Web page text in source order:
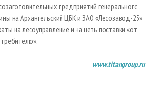
предприятий генерального
на Архангельский ЦБК и ЗАО «Лесозавод-25»
на лесоуправление и на цепь поставки «от
www.titangroup.ru